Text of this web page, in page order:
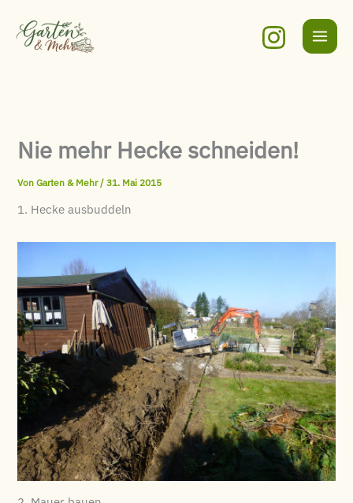
Inhalt
springen
Nie mehr Hecke schneiden!
VonGarten & Mehr /31. Mai 2015
1. Hecke ausbuddeln